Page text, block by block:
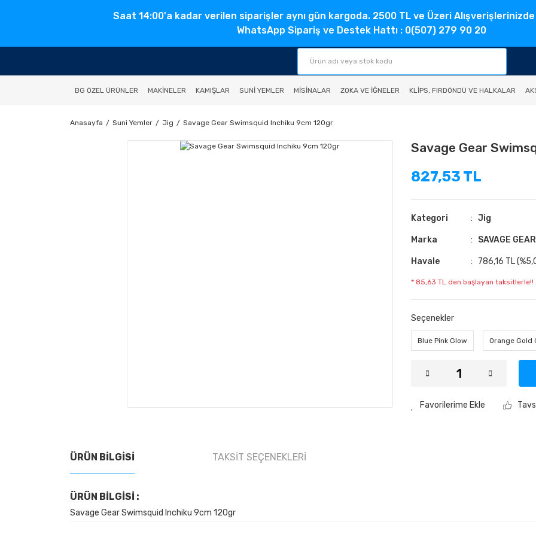
Saat 14:00'a kadar verilen siparişler aynı gün kargoda. 2500 TL ve Üzeri
WhatsApp Sipariş ve Destek Hattı : 0(507) 279 90 20
BG ÖZEL ÜRÜNLER MAKINELER KAMIŞLAR SUNI YEMLER MISINALAR ZOKA VE İĞNELER KLIPS, FIRDÖNDÜ VE HALKALAR
Anasayfa Suni Yemler Jig Savage Gear Swimsquid Inchiku 9cm 120gr
Savage Gear
827,53 TL
Kategori Jig
Marka SAVAGE GEAR
Havale 786,16 TL
* 85,63 TL den başlayan taksitlerle!!
Seçenekler
Blue Pink Glow Orange Gold
ÜRÜN BILGISI TAKSIT SEÇENEKLERI
ÜRÜN BİLGİSİ :
Savage Gear Swimsquid Inchiku 9cm 120gr